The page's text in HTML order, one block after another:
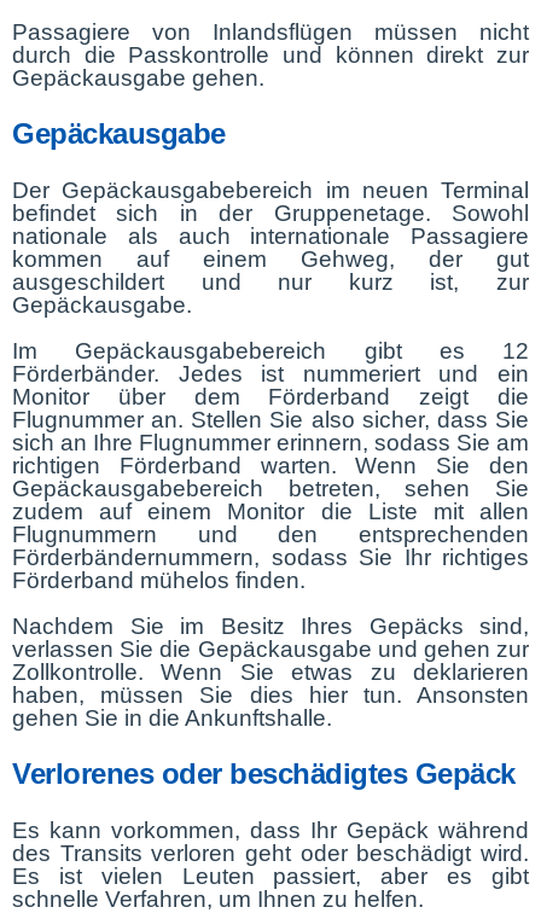
Passagiere von Inlandsflügen müssen nicht
durch die Passkontrolle und können direkt zur
Gepäckausgabe gehen.
Gepäckausgabe
Der Gepäckausgabebereich im neuen Terminal
befindet sich in der Gruppenetage. Sowohl
nationale als auch internationale Passagiere
kommen auf einem Gehweg, der gut
ausgeschildert und nur kurz ist, zur
Gepäckausgabe.
Im Gepäckausgabebereich gibt es 12
Förderbänder. Jedes ist nummeriert und ein
Monitor über dem Förderband zeigt die
Flugnummer an. Stellen Sie also sicher, dass Sie
sich an Ihre Flugnummer erinnern, sodass Sie am
richtigen Förderband warten. Wenn Sie den
Gepäckausgabebereich betreten, sehen Sie
zudem auf einem Monitor die Liste mit allen
Flugnummern und den entsprechenden
Förderbändernummern, sodass Sie Ihr richtiges
Förderband mühelos finden.
Nachdem Sie im Besitz Ihres Gepäcks sind,
verlassen Sie die Gepäckausgabe und gehen zur
Zollkontrolle. Wenn Sie etwas zu deklarieren
haben, müssen Sie dies hier tun. Ansonsten
gehen Sie in die Ankunftshalle.
Verlorenes oder beschädigtes Gepäck
Es kann vorkommen, dass Ihr Gepäck während
des Transits verloren geht oder beschädigt wird.
Es ist vielen Leuten passiert, aber es gibt
schnelle Verfahren, um Ihnen zu helfen.